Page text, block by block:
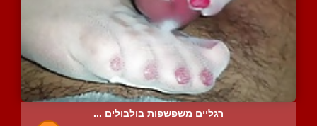
רגליים משפשפות בולבולים ...